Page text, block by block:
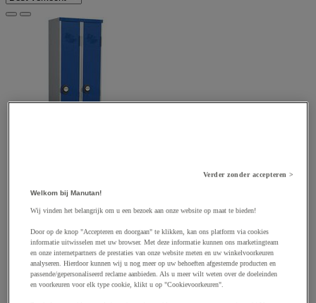
Verder zonder accepteren >
Welkom bij Manutan!
Wij vinden het belangrijk om u een bezoek aan onze website op maat te bieden!
Door op de knop "Accepteren en doorgaan" te klikken, kan ons platform via cookies
informatie uitwisselen met uw browser. Met deze informatie kunnen ons marketingteam
en onze internetpartners de prestaties van onze website meten en uw winkelvoorkeuren
analyseren. Hierdoor kunnen wij u nog meer op uw behoeften afgestemde producten en
passende/gepersonaliseerd reclame aanbieden. Als u meer wilt weten over de doeleinden
en voorkeuren voor elk type cookie, klikt u op "Cookievoorkeuren".